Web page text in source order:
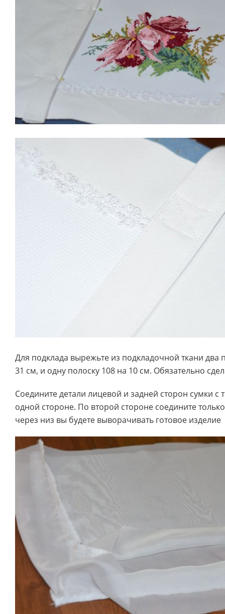
Для подклада вырежьте из подкладочной ткани два
31 см, и одну полоску 108 на 10 см. Обязательно
Соедините детали лицевой и задней сторон сумки с
одной стороне. По второй стороне соедините
через низ вы будете выворачивать готовое изделие